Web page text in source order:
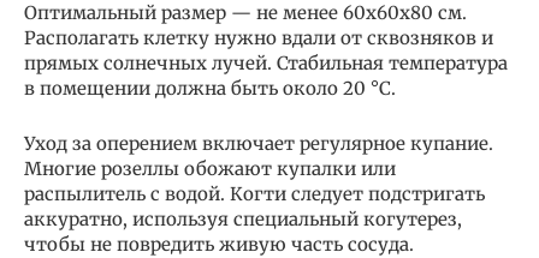
Оптимальный размер — не менее 60х60х80 см.
Располагать клетку нужно вдали от сквозняков и
прямых солнечных лучей. Стабильная температура
в помещении должна быть около 20 °C.
Уход за оперением включает регулярное купание.
Многие розеллы обожают купалки или
распылитель с водой. Когти следует подстригать
аккуратно, используя специальный когутерез,
чтобы не повредить живую часть сосуда.